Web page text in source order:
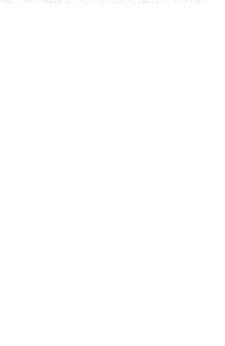
应速度。此外，腾讯